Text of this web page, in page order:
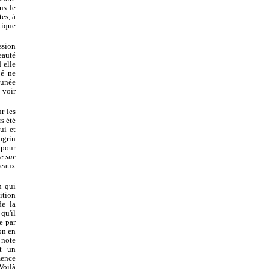
le
à
elle
ne
voir
les
été
et
sur
qui
la
qu'il
par
en
un